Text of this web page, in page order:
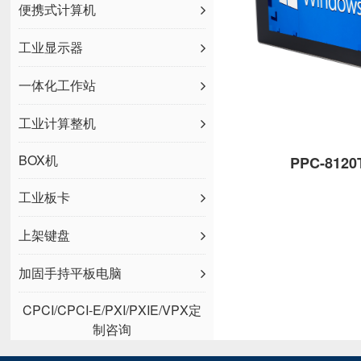
便携式计算机
工业显示器
一体化工作站
工业计算整机
BOX机
工业板卡
上架键盘
加固手持平板电脑
CPCI/CPCI-E/PXI/PXIE/VPX定
制咨询
PPC-